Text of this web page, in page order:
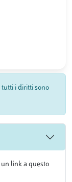
i diritti sono
link a questo